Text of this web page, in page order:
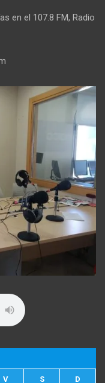
en el 107.8 FM, Radio
V S D